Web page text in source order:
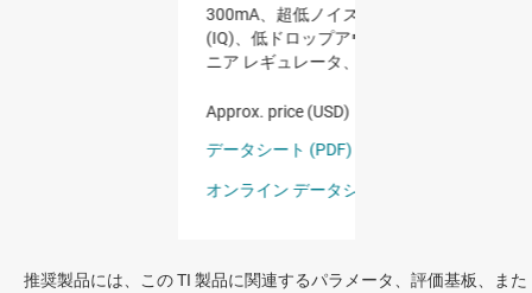
推奨製品には、この TI 製品に関連するパラメータ、評価基板、また